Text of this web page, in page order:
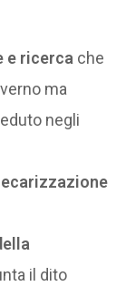
e ricerca che
ma
negli
il dito